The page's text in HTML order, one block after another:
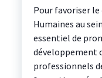
Pour favoriser le
Humaines au
essentiel de
développement
professionnels